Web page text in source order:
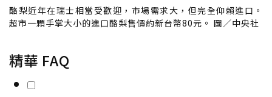
酪梨近年在瑞士相當受歡迎，市場需求大，但完全仰賴進口。
超市一顆手掌大小的進口酪梨售價約新台幣80元。 圖／中央社
精華 FAQ